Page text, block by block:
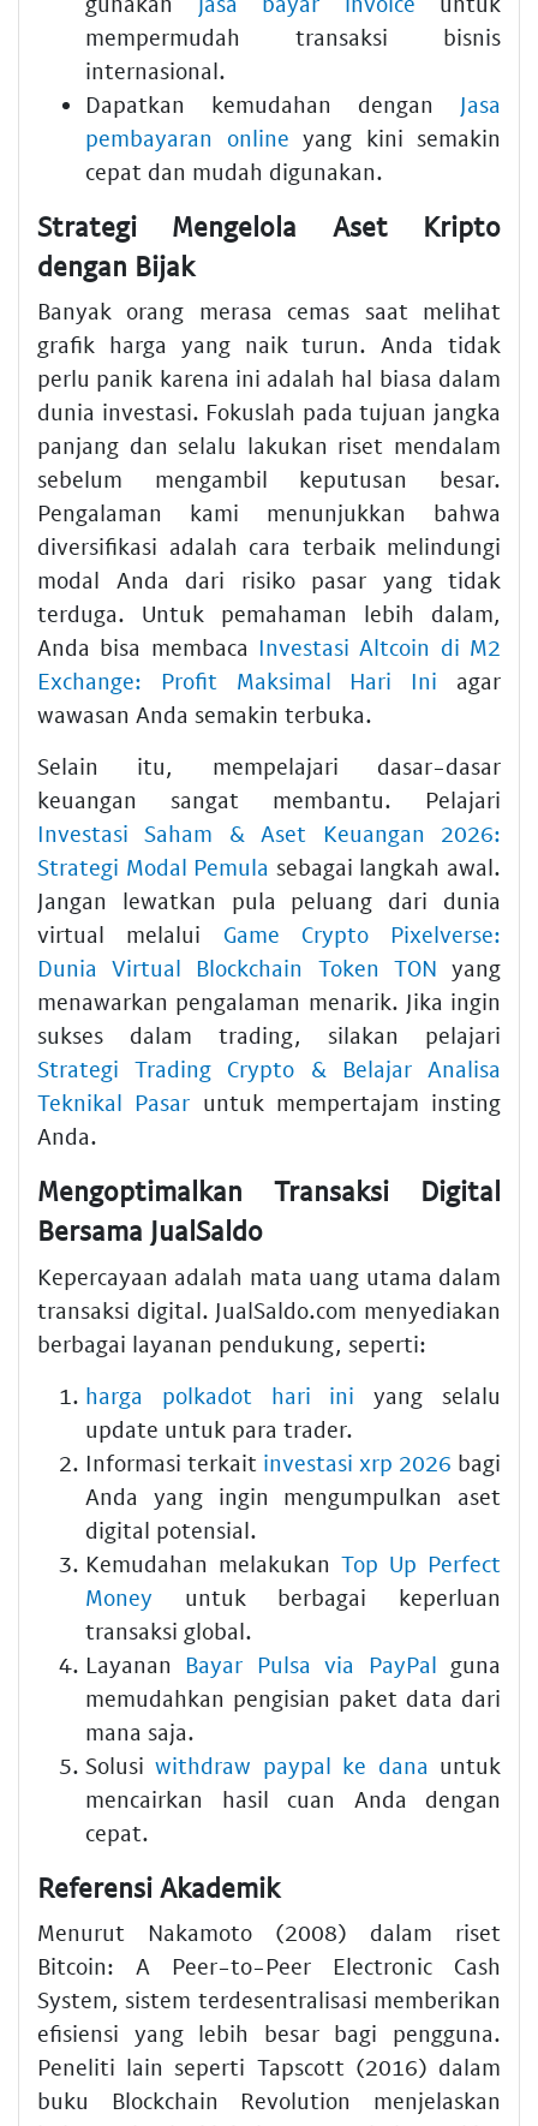
mempermudah transaksi bisnis
internasional.
Dapatkan kemudahan dengan Jasa
pembayaran online yang kini semakin
cepat dan mudah digunakan.
Strategi Mengelola Aset Kripto
dengan Bijak
Banyak orang merasa cemas saat melihat
grafik harga yang naik turun. Anda tidak
perlu panik karena ini adalah hal biasa dalam
dunia investasi. Fokuslah pada tujuan jangka
panjang dan selalu lakukan riset mendalam
sebelum mengambil keputusan besar.
Pengalaman kami menunjukkan bahwa
diversifikasi adalah cara terbaik melindungi
modal Anda dari risiko pasar yang tidak
terduga. Untuk pemahaman lebih dalam,
Anda bisa membaca Investasi Altcoin di M2
Exchange: Profit Maksimal Hari Ini agar
wawasan Anda semakin terbuka.
Selain itu, mempelajari dasar-dasar
keuangan sangat membantu. Pelajari
Investasi Saham & Aset Keuangan 2026:
Strategi Modal Pemula sebagai langkah awal.
Jangan lewatkan pula peluang dari dunia
virtual melalui Game Crypto Pixelverse:
Dunia Virtual Blockchain Token TON yang
menawarkan pengalaman menarik. Jika ingin
sukses dalam trading, silakan pelajari
Strategi Trading Crypto & Belajar Analisa
Teknikal Pasar untuk mempertajam insting
Anda.
Mengoptimalkan Transaksi Digital
Bersama JualSaldo
Kepercayaan adalah mata uang utama dalam
transaksi digital. JualSaldo.com menyediakan
berbagai layanan pendukung, seperti:
harga polkadot hari ini yang selalu
update untuk para trader.
Informasi terkait investasi xrp 2026 bagi
Anda yang ingin mengumpulkan aset
digital potensial.
Kemudahan melakukan Top Up Perfect
Money untuk berbagai keperluan
transaksi global.
Layanan Bayar Pulsa via PayPal guna
memudahkan pengisian paket data dari
mana saja.
Solusiwithdraw paypal ke dana untuk
mencairkan hasil cuan Anda dengan
cepat.
Referensi Akademik
Menurut Nakamoto (2008) dalam riset
Bitcoin: A Peer-to-Peer Electronic Cash
System, sistem terdesentralisasi memberikan
efisiensi yang lebih besar bagi pengguna.
Peneliti lain seperti Tapscott (2016) dalam
buku Blockchain Revolution menjelaskan